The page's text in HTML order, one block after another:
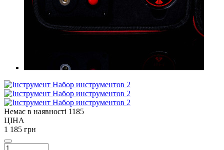
Немає в наявності 1185
ЦІНА
1 185 грн